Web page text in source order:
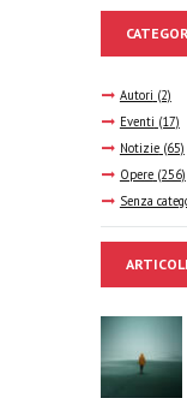
Autori (2)
Eventi (17)
Notizie(65)
Opere(256)
Senza